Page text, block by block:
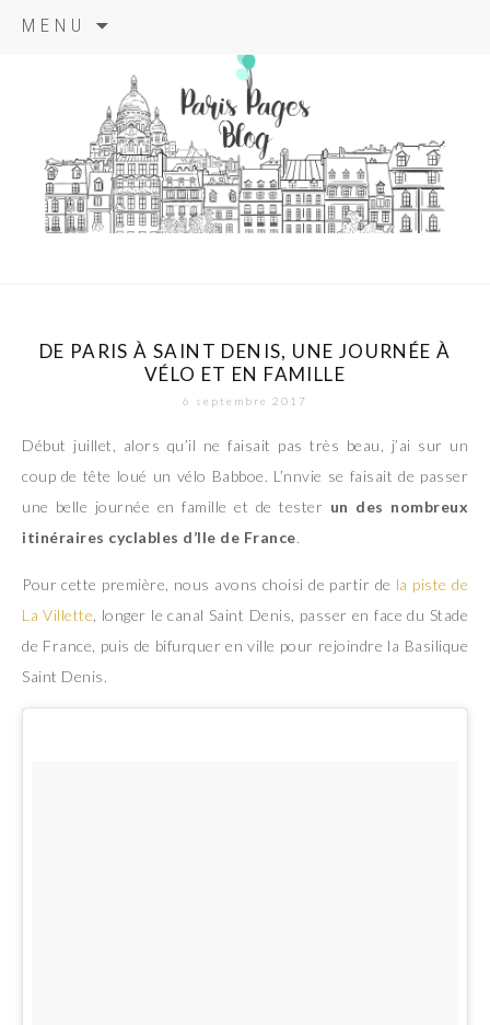
MENU
principal
paris pages
blog
DE PARIS À SAINT DENIS, UNE JOURNÉE À
VÉLO ET EN FAMILLE
6 septembre 2017
Début juillet, alors qu’il ne faisait pas très beau, j’ai sur un
coup de tête loué un vélo Babboe. L’nnvie se faisait de passer
une belle journée en famille et de tester un des nombreux
itinéraires cyclables d’Ile de France.
Pour cette première, nous avons choisi de partir de la piste de
La Villette , longer le canal Saint Denis, passer en face du Stade
de France, puis de bifurquer en ville pour rejoindre la Basilique
Saint Denis.